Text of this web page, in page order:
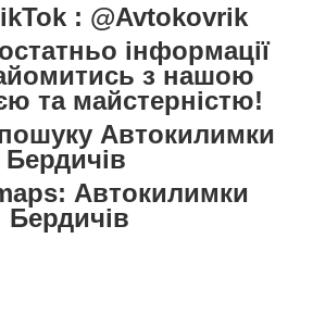
: @Avtokovrik
інформації
з нашою
та майстерністю!
Автокилимки
Бердичів
Автокилимки
Бердичів